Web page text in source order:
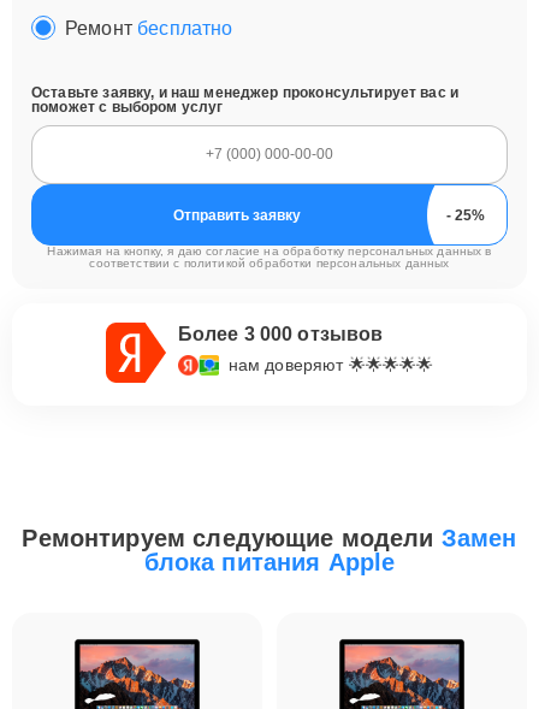
Ремонт бесплатно
Оставьте заявку, и наш менеджер проконсультирует вас и
поможет с выбором услуг
Отправить заявку
Нажимая на кнопку, я даю согласие на обработку персональных данных в
соответствии с политикой обработки персональных данных
Более 3 000 отзывов
нам доверяют 🌟🌟🌟🌟🌟
Ремонтируем следующие модели Замен
блока питания Apple